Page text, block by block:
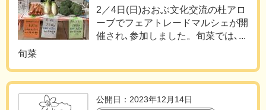
2／4日(日)おおぶ文化交流の杜アロ
ーブでフェアトレードマルシェが開
催され､参加しました。旬菜では､...
旬菜
公開日：2023年12月14日